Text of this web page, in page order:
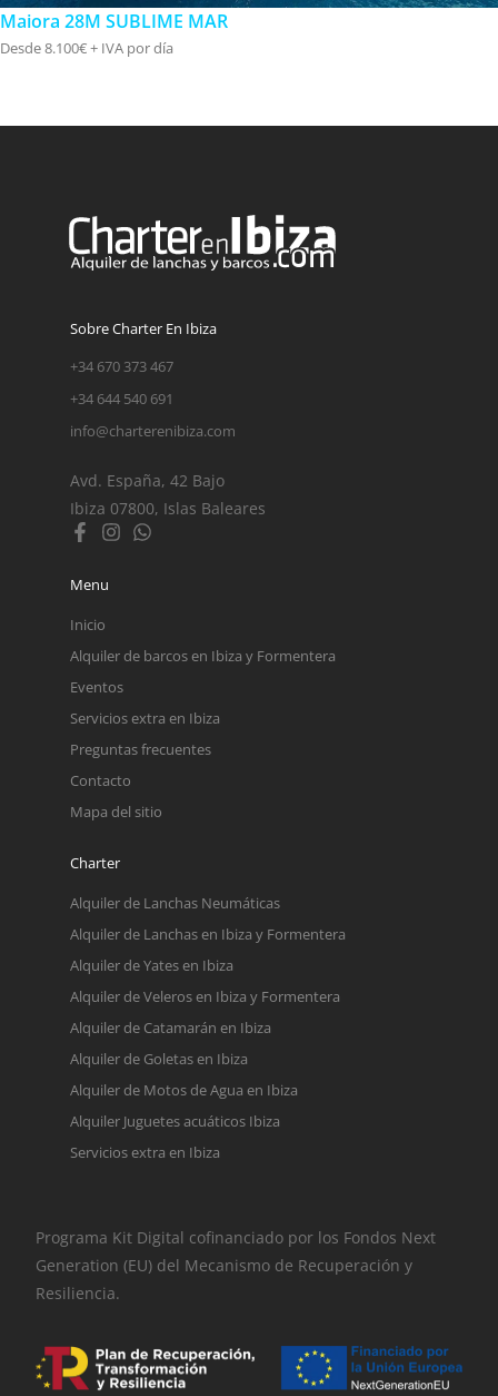
Maiora 28M SUBLIME MAR
Desde 8.100€ + IVA por día
Sobre Charter En Ibiza
+34 670 373 467
+34 644 540 691
info@charterenibiza.com
Avd. España, 42 Bajo
Ibiza 07800, Islas Baleares
Menu
Inicio
Alquiler de barcos en Ibiza y Formentera
Eventos
Servicios extra en Ibiza
Preguntas frecuentes
Contacto
Mapa del sitio
Charter
Alquiler de Lanchas Neumáticas
Alquiler de Lanchas en Ibiza y Formentera
Alquiler de Yates en Ibiza
Alquiler de Veleros en Ibiza y Formentera
Alquiler de Catamarán en Ibiza
Alquiler de Goletas en Ibiza
Alquiler de Motos de Agua en Ibiza
Alquiler Juguetes acuáticos Ibiza
Servicios extra en Ibiza
Programa Kit Digital cofinanciado por los Fondos Next
Generation (EU) del Mecanismo de Recuperación y
Resiliencia.